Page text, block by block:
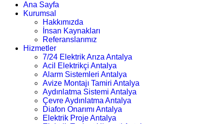
Ana Sayfa
Kurumsal
Hakkımızda
İnsan Kaynakları
Referanslarımız
Hizmetler
7/24 Elektrik Arıza Antalya
Acil Elektrikçi Antalya
Alarm Sistemleri Antalya
Avize Montajı Tamiri Antalya
Aydınlatma Sistemi Antalya
Çevre Aydınlatma Antalya
Diafon Onarımı Antalya
Elektrik Proje Antalya